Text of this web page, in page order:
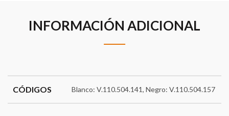
INFORMACIÓN ADICIONAL
CÓDIGOS Blanco: V.110.504.141, Negro: V.110.504.157